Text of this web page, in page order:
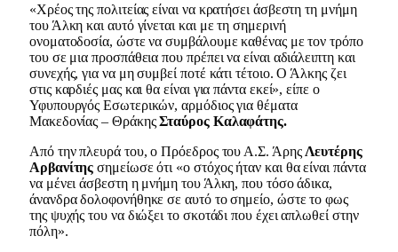
«Χρέος της πολιτείας είναι να κρατήσει άσβεστη τη μνήμη
του Άλκη και αυτό γίνεται και με τη σημερινή
ονοματοδοσία, ώστε να συμβάλουμε καθένας με τον τρόπο
του σε μια προσπάθεια που πρέπει να είναι αδιάλειπτη και
συνεχής, για να μη συμβεί ποτέ κάτι τέτοιο. Ο Άλκης ζει
στις καρδιές μας και θα είναι για πάντα εκεί», είπε ο
Υφυπουργός Εσωτερικών, αρμόδιος για θέματα
Μακεδονίας – ΘράκηςΣταύρος Καλαφάτης.
Από την πλευρά του, ο Πρόεδρος του Α.Σ. Άρης Λευτέρης
Αρβανίτηςσημείωσε ότι «ο στόχος ήταν και θα είναι πάντα
να μένει άσβεστη η μνήμη του Άλκη, που τόσο άδικα,
άνανδρα δολοφονήθηκε σε αυτό το σημείο, ώστε το φως
της ψυχής του να διώξει το σκοτάδι που έχει απλωθεί στην
πόλη».